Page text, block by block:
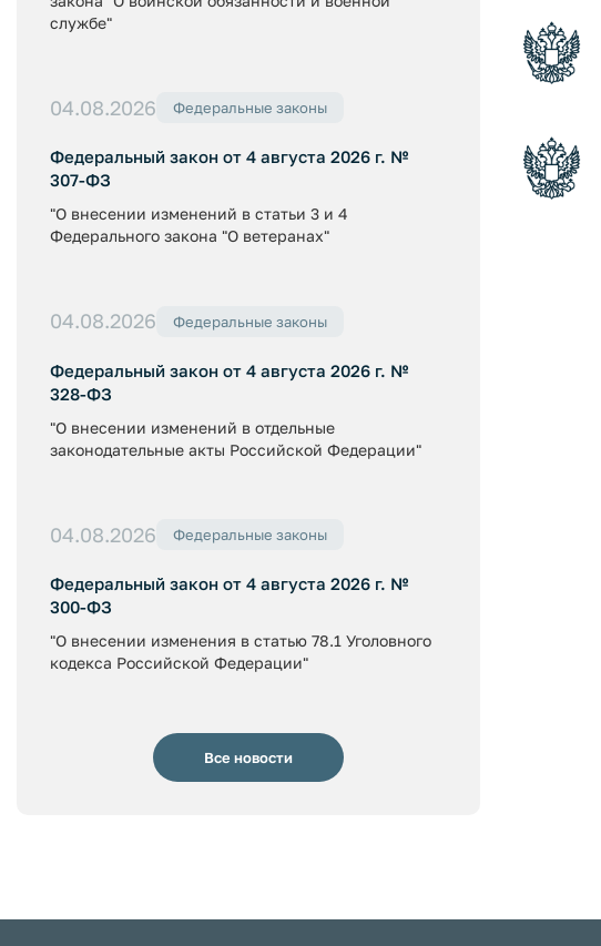
службе"
04.08.2026 Федеральные законы
Федеральный закон от 4 августа 2026 г. №
307-ФЗ
"О внесении изменений в статьи 3 и 4
Федерального закона "О ветеранах"
04.08.2026 Федеральные законы
Федеральный закон от 4 августа 2026 г. №
328-ФЗ
"О внесении изменений в отдельные
законодательные акты Российской Федерации"
04.08.2026 Федеральные законы
Федеральный закон от 4 августа 2026 г. №
300-ФЗ
"О внесении изменения в статью 78.1 Уголовного
кодекса Российской Федерации"
Все новости